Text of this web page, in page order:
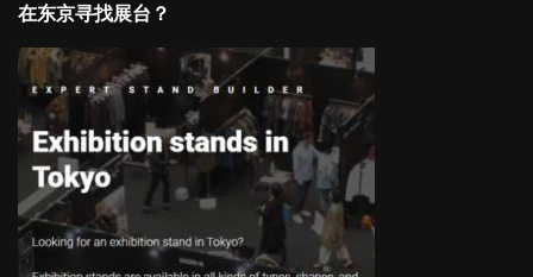
在东京寻找展台？